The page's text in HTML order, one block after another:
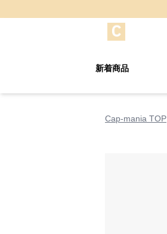
新着商品
Cap-mania TOP